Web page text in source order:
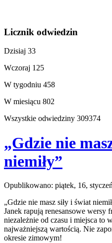
Licznik odwiedzin
Dzisiaj 33
Wczoraj 125
W tygodniu 458
W miesiącu 802
Wszystkie odwiedziny 309374
„Gdzie nie
niemiły”
Opublikowano: piątek, 16,
„Gdzie nie masz siły i świat
Janek rapują renesansowe wersy
niezależnie od czasu i miejsca to
najważniejszą wartością. Nie
okresie zimowym!